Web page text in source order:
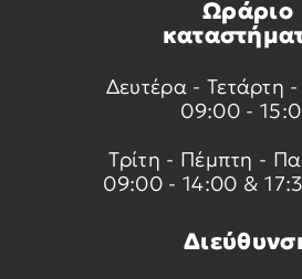
Ωράριο
Δευτέρα - Τετάρτη
09:00 -
Τρίτη - Πέμπτη -
09:00 - 14:00 &